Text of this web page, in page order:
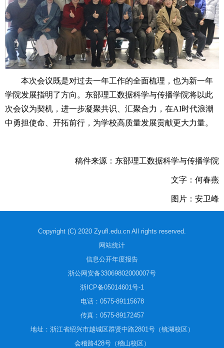
本次会议既是对过去一年工作的全面梳理，也为新一年
学院发展指明了方向。东部理工数据科学与传播学院将以此
次会议为契机，进一步凝聚共识、汇聚合力，在AI时代浪潮
中勇担使命、开拓前行，为学校高质量发展贡献更大力量。
稿件来源：东部理工数据科学与传播学院
文字：何春燕
图片：安卫峰
Copyright (C) 2020 Zyufl.edu.cn All rights reserved.
网站统计
信息公开年度报告
浙公网安备33069802000007号
浙ICP备05014601号-1
电话：0575-89115678
传真：0575-89172457
地址：浙江省绍兴市越城区群贤中路2801号（镜湖校区）
会稽路428号（稽山校区）